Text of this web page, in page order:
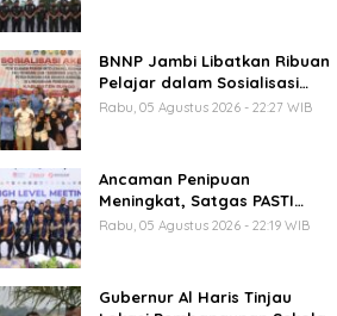
BNNP Jambi Libatkan Ribuan
Pelajar dalam Sosialisasi
Akbar Cegah Radikalisme dan
Rabu, 05 Agustus 2026 - 22:27 WIB
Ancaman Penipuan
Meningkat, Satgas PASTI
Perkuat Penindakan
Rabu, 05 Agustus 2026 - 22:19 WIB
Gubernur Al Haris Tinjau